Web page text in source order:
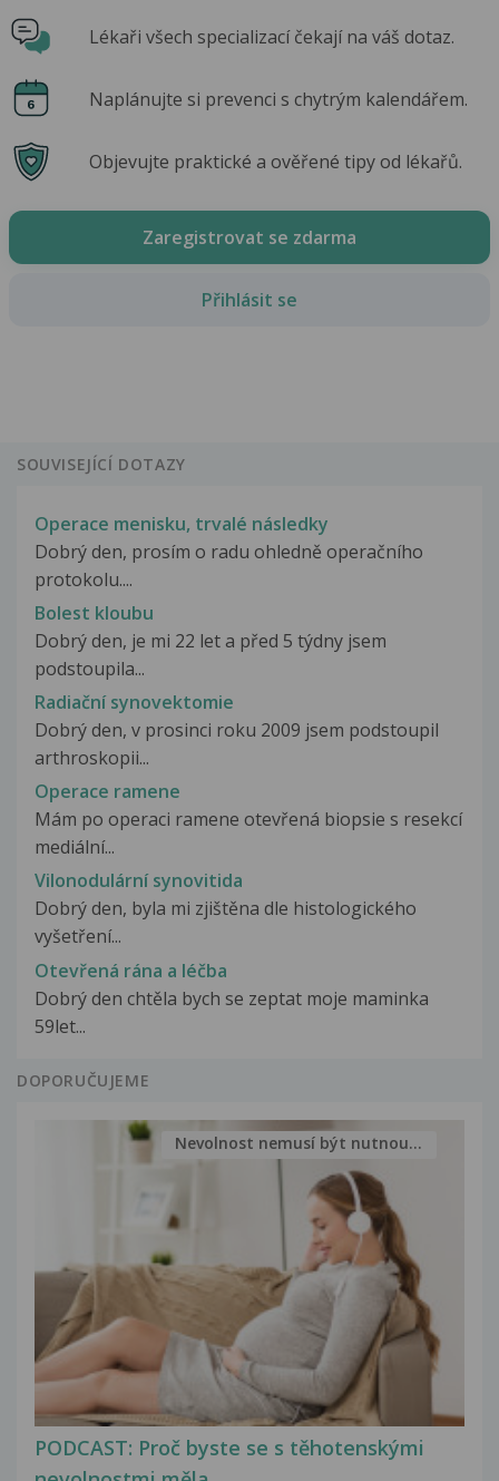
Lékaři všech specializací čekají na váš dotaz.
Naplánujte si prevenci s chytrým kalendářem.
Objevujte praktické a ověřené tipy od lékařů.
Zaregistrovat se zdarma
Přihlásit se
SOUVISEJÍCÍ DOTAZY
Operace menisku, trvalé následky
Dobrý den, prosím o radu ohledně operačního
protokolu....
Bolest kloubu
Dobrý den, je mi 22 let a před 5 týdny jsem
podstoupila...
Radiační synovektomie
Dobrý den, v prosinci roku 2009 jsem podstoupil
arthroskopii...
Operace ramene
Mám po operaci ramene otevřená biopsie s resekcí
mediální...
Vilonodulární synovitida
Dobrý den, byla mi zjištěna dle histologického
vyšetření...
Otevřená rána a léčba
Dobrý den chtěla bych se zeptat moje maminka
59let...
DOPORUČUJEME
PODCAST: Proč byste se s těhotenskými
Nevolnost nemusí být nutnou...